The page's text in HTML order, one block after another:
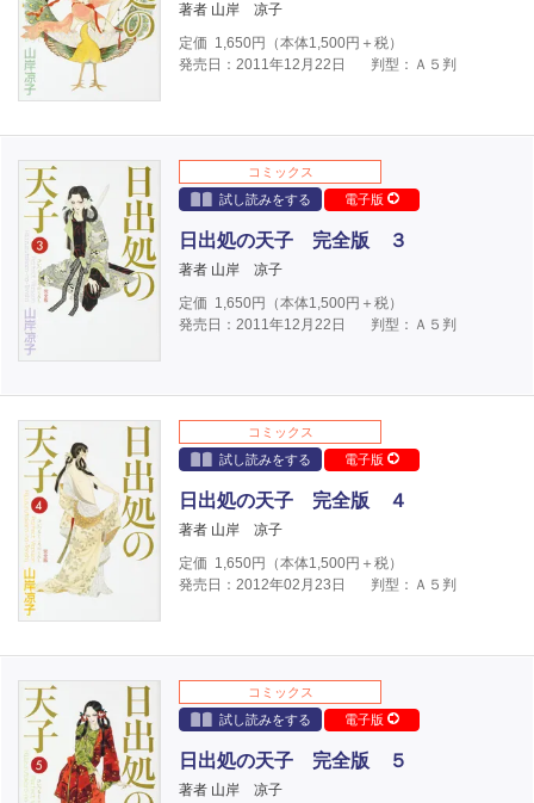
著者 山岸 凉子
定価 1,650円（本体1,500円＋税）
発売日：2011年12月22日
判型：Ａ５判
コミックス
試し読みをする
電子版
日出処の天子 完全版 ３
著者 山岸 凉子
定価 1,650円（本体1,500円＋税）
発売日：2011年12月22日
判型：Ａ５判
コミックス
試し読みをする
電子版
日出処の天子 完全版 ４
著者 山岸 凉子
定価 1,650円（本体1,500円＋税）
発売日：2012年02月23日
判型：Ａ５判
コミックス
試し読みをする
電子版
日出処の天子 完全版 ５
著者 山岸 凉子